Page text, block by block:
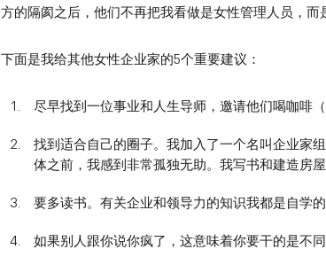
方的隔阂之后，他们不再把我看做是女性管理人员，而
下面是我给其他女性企业家的5个重要建议：
尽早找到一位事业和人生导师，邀请他们喝咖啡
找到适合自己的圈子。我加入了一个名叫企业家
体之前，我感到非常孤独无助。我写书和建造房
要多读书。有关企业和领导力的知识我都是自学
如果别人跟你说你疯了，这意味着你要干的是不